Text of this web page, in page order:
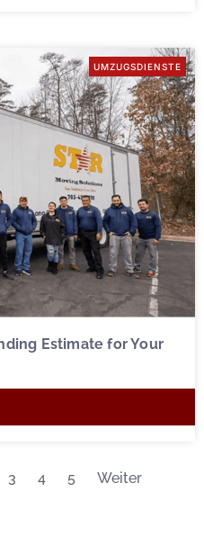
UMZUGSDIENSTE
Estimate for Your
3 4 5 Weiter